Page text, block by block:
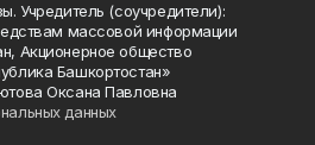
Учредитель (соучредители):
массовой информации
Акционерное общество
Башкортостан»
Оксана Павловна
данных